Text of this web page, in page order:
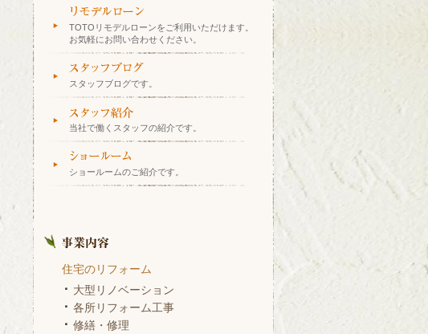
TOTOリモデルローンをご利用いただけます。
お気軽にお問い合わせください。
スタッフブログです。
当社で働くスタッフの紹介です。
ショールームのご紹介です。
住宅のリフォーム
大型リノベーション
各所リフォーム工事
修繕・修理